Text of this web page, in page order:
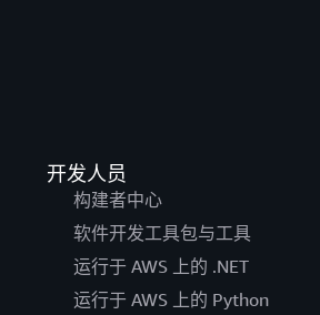
开发人员
构建者中心
软件开发工具包与工具
运行于 AWS 上的 .NET
运行于 AWS 上的 Python